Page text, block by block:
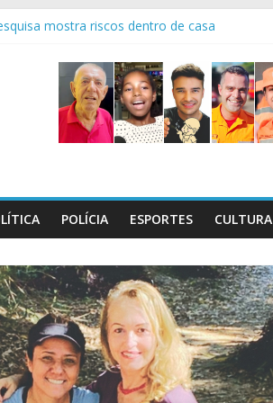
mostra riscos dentro de casa
Dia C, que será realizado em 29/8
maços de cigarros contrabandeados
boas é sempre emocionante!
POLÍCIA ESPORTES CULTURA